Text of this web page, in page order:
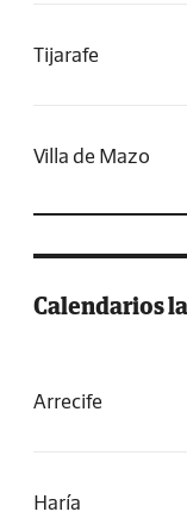
Tijarafe
Villa de Mazo
Calendarios
Arrecife
Haría